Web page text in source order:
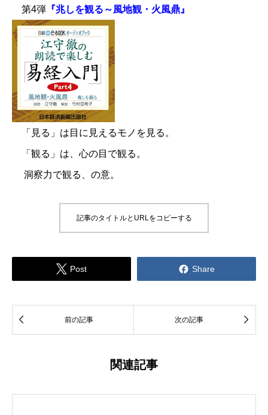
第4弾 『兆しを観る～風地観・火風鼎』
「見る」は目に見えるモノを見る。
「観る」は、心の目で観る。
洞察力で観る、の意。
記事のタイトルとURLをコピーする
 Post  Share
 前の記事 次の記事 
関連記事